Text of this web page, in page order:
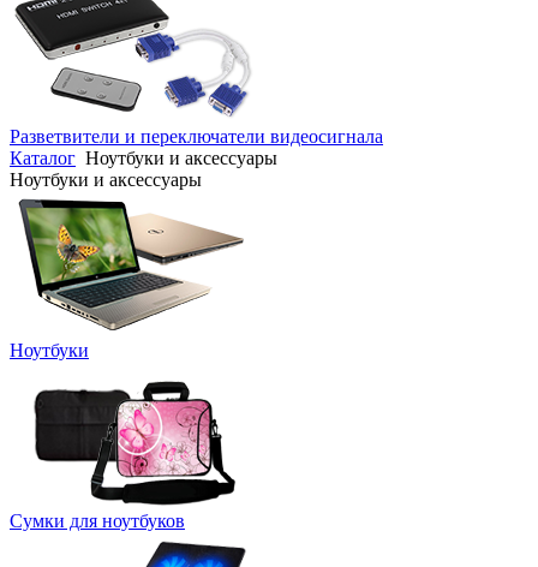
Разветвители и переключатели видеосигнала
Каталог Ноутбуки и аксессуары
Ноутбуки и аксессуары
Ноутбуки
Сумки для ноутбуков